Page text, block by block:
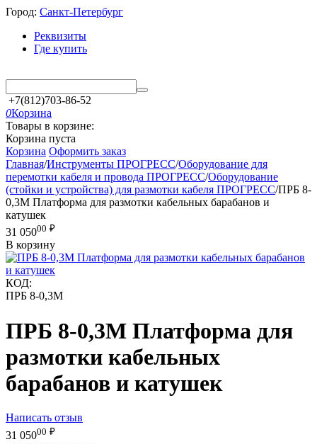
Город: Санкт-Петербург
Реквизиты
Где купить
+7(812)703-86-52
0Корзина
Товары в корзине:
Корзина пуста
Корзина Оформить заказ
Главная/Инструменты ПРОГРЕСС/Оборудование для
перемотки кабеля и провода ПРОГРЕСС/Оборудование
(стойки и устройства) для размотки кабеля ПРОГРЕСС/ПРБ 8-
0,3М Платформа для размотки кабельных барабанов и
катушек
31 05000 ₽
В корзину
КОД:
ПРБ 8-0,3М
ПРБ 8-0,3М Платформа для
размотки кабельных
барабанов и катушек
Написать отзыв
31 05000 ₽